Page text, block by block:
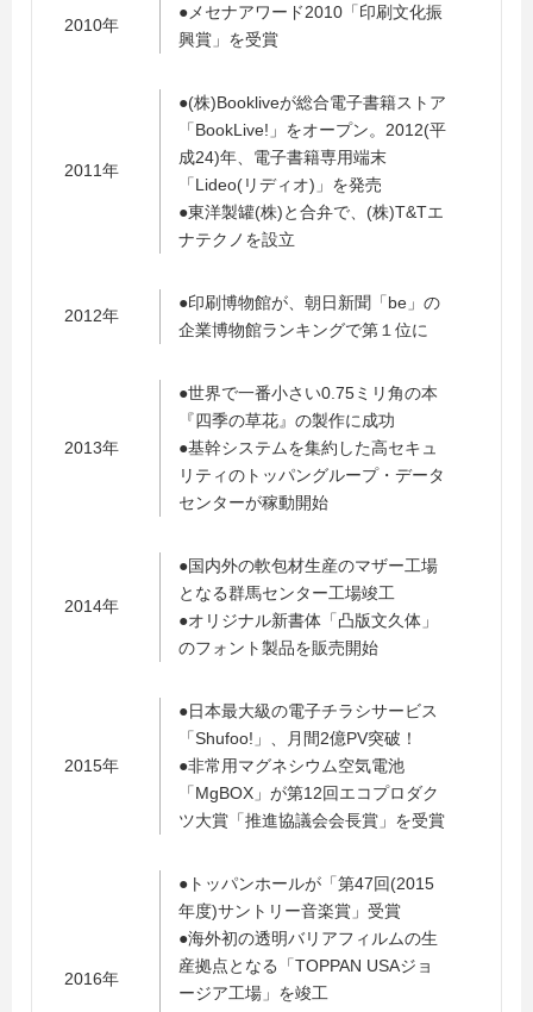
2010年
●メセナアワード2010「印刷文化振
興賞」を受賞
2011年
●(株)Bookliveが総合電子書籍ストア
「BookLive!」をオープン。2012(平
成24)年、電子書籍専用端末
「Lideo(リディオ)」を発売
●東洋製罐(株)と合弁で、(株)T&Tエ
ナテクノを設立
2012年
●印刷博物館が、朝日新聞「be」の
企業博物館ランキングで第１位に
2013年
●世界で一番小さい0.75ミリ角の本
『四季の草花』の製作に成功
●基幹システムを集約した高セキュ
リティのトッパングループ・データ
センターが稼動開始
2014年
●国内外の軟包材生産のマザー工場
となる群馬センター工場竣工
●オリジナル新書体「凸版文久体」
のフォント製品を販売開始
2015年
●日本最大級の電子チラシサービス
「Shufoo!」、月間2億PV突破！
●非常用マグネシウム空気電池
「MgBOX」が第12回エコプロダク
ツ大賞「推進協議会会長賞」を受賞
2016年
●トッパンホールが「第47回(2015
年度)サントリー音楽賞」受賞
●海外初の透明バリアフィルムの生
産拠点となる「TOPPAN USAジョ
ージア工場」を竣工